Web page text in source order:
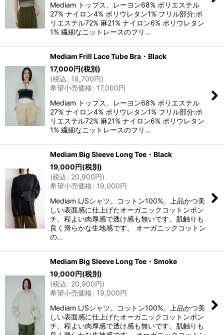
Mediam トップス。レーヨン68% ポリエステル
27% ナイロン4% ポリウレタン1% フリル部分:ポ
リエステル72% 麻21% ナイロン6% ポリウレタン
1% 繊細なニットレースのフリ…
Mediam Frill Lace Tube Bra・Black
17,000円(税別)
(税込: 18,700円)
希望小売価格: 17,000円
Mediam トップス。レーヨン68% ポリエステル
27% ナイロン4% ポリウレタン1% フリル部分:ポ
リエステル72% 麻21% ナイロン6% ポリウレタン
1% 繊細なニットレースのフリ…
Mediam Big Sleeve Long Tee・Black
19,000円(税別)
(税込: 20,900円)
希望小売価格: 19,000円
Mediam L/Sシャツ。コットン100%。上品かつ美
しい表面感に仕上げたオーガニックコットンポン
チ。程よい肉厚感で透け感も無いです。肌触りも
良く滑らかな生地感です。 オーガニックコットン
の…
Mediam Big Sleeve Long Tee・Smoke
19,000円(税別)
(税込: 20,900円)
希望小売価格: 19,000円
Mediam L/Sシャツ。コットン100%。上品かつ美
しい表面感に仕上げたオーガニックコットンポン
チ。程よい肉厚感で透け感も無いです。肌触りも